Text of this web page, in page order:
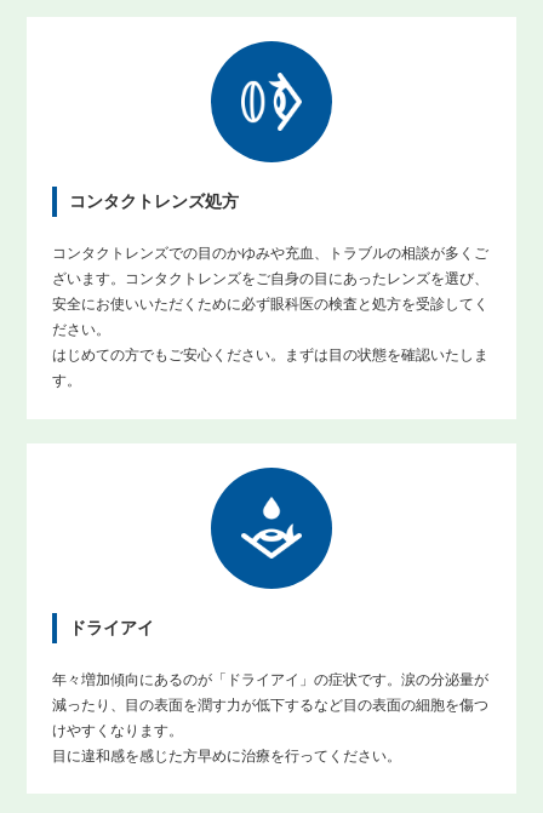
コンタクトレンズ処方
コンタクトレンズでの目のかゆみや充血、トラブルの相談が多くご
ざいます。コンタクトレンズをご自身の目にあったレンズを選び、
安全にお使いいただくために必ず眼科医の検査と処方を受診してく
ださい。
はじめての方でもご安心ください。まずは目の状態を確認いたしま
す。
ドライアイ
年々増加傾向にあるのが「ドライアイ」の症状です。涙の分泌量が
減ったり、目の表面を潤す力が低下するなど目の表面の細胞を傷つ
けやすくなります。
目に違和感を感じた方早めに治療を行ってください。